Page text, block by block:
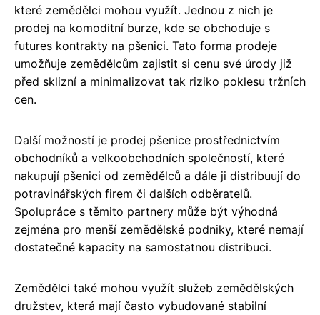
které zemědělci mohou využít. Jednou z nich je
prodej na komoditní burze, kde se obchoduje s
futures kontrakty na pšenici. Tato forma prodeje
umožňuje zemědělcům zajistit si cenu své úrody již
před sklizní a minimalizovat tak riziko poklesu tržních
cen.
Další možností je prodej pšenice prostřednictvím
obchodníků a velkoobchodních společností, které
nakupují pšenici od zemědělců a dále ji distribuují do
potravinářských firem či dalších odběratelů.
Spolupráce s těmito partnery může být výhodná
zejména pro menší zemědělské podniky, které nemají
dostatečné kapacity na samostatnou distribuci.
Zemědělci také mohou využít služeb zemědělských
družstev, která mají často vybudované stabilní